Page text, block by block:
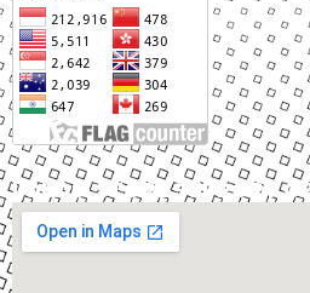
LOKASI STORE SUPPORT